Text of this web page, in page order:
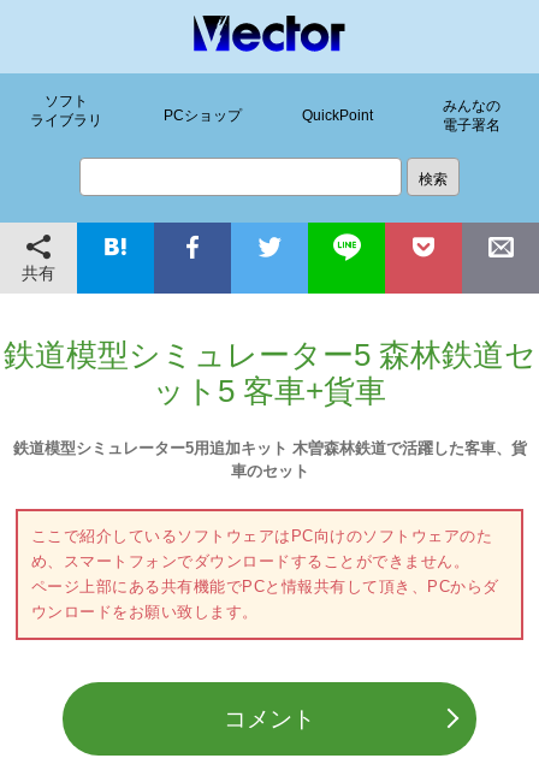
ソフト
ライブラリ
PCショップ QuickPoint
みんなの
電子署名
共有
鉄道模型シミュレーター5 森林鉄道セ
ット5 客車+貨車
鉄道模型シミュレーター5用追加キット 木曽森林鉄道で活躍した客車、貨
車のセット
ここで紹介しているソフトウェアはPC向けのソフトウェアのた
め、スマートフォンでダウンロードすることができません。
ページ上部にある共有機能でPCと情報共有して頂き、PCからダ
ウンロードをお願い致します。
コメント